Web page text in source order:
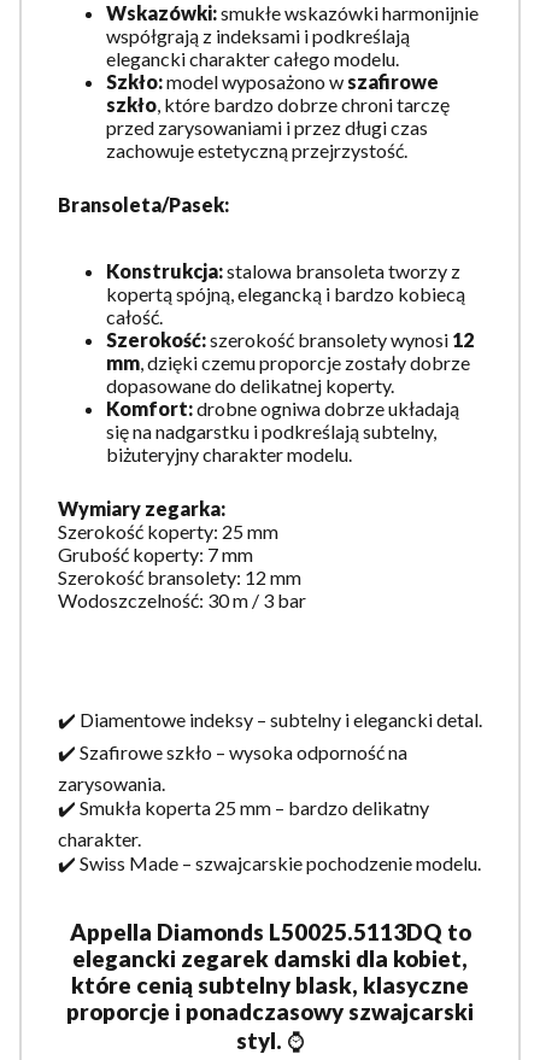
Wskazówki:smukłe wskazówki harmonijnie
współgrają z indeksami i podkreślają
elegancki charakter całego modelu.
Szkło:model wyposażono w szafirowe
szkło, które bardzo dobrze chroni tarczę
przed zarysowaniami i przez długi czas
zachowuje estetyczną przejrzystość.
Bransoleta/Pasek:
Konstrukcja:stalowa bransoleta tworzy z
kopertą spójną, elegancką i bardzo kobiecą
całość.
Szerokość:szerokość bransolety wynosi 12
mm, dzięki czemu proporcje zostały dobrze
dopasowane do delikatnej koperty.
Komfort:drobne ogniwa dobrze układają
się na nadgarstku i podkreślają subtelny,
biżuteryjny charakter modelu.
Wymiary zegarka:
Szerokość koperty: 25 mm
Grubość koperty: 7 mm
Szerokość bransolety: 12 mm
Wodoszczelność: 30 m / 3 bar
✔️ Diamentowe indeksy – subtelny i elegancki detal.
✔️ Szafirowe szkło – wysoka odporność na
zarysowania.
✔️ Smukła koperta 25 mm – bardzo delikatny
charakter.
✔️ Swiss Made – szwajcarskie pochodzenie modelu.
Appella Diamonds L50025.5113DQ to
elegancki zegarek damski dla kobiet,
które cenią subtelny blask, klasyczne
proporcje i ponadczasowy szwajcarski
styl. ⌚